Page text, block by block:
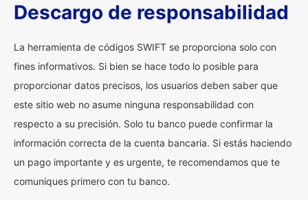
Descargo de responsabilidad
La herramienta de códigos SWIFT se proporciona solo con
fines informativos. Si bien se hace todo lo posible para
proporcionar datos precisos, los usuarios deben saber que
este sitio web no asume ninguna responsabilidad con
respecto a su precisión. Solo tu banco puede confirmar la
información correcta de la cuenta bancaria. Si estás haciendo
un pago importante y es urgente, te recomendamos que te
comuniques primero con tu banco.